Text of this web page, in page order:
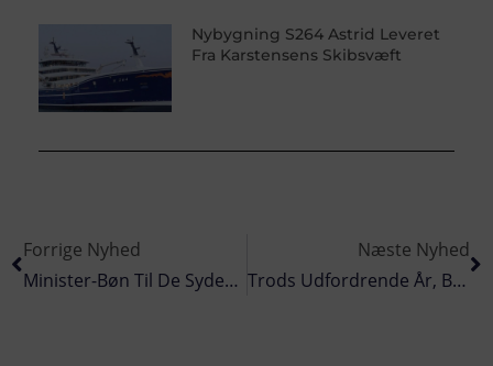
Nybygning S264 Astrid Leveret
Fra Karstensens Skibsvæft
Forrige Nyhed
Minister-Bøn Til De Sydeuropæiske Lande – »giv Os Lidt Af Jeres Tun-Kvote«
Næste Nyhed
Trods Udfordrende År, Blev Der Landet Fisk For Over 1 Mia. Kroner I Hanstholm